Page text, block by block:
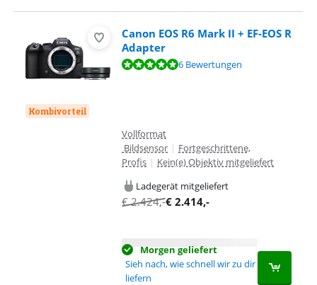
Kombivorteil
Canon EOS R6 Mark II + EF-EOS R
Adapter
Bewertet mit 9,5 von 10, basierend auf 6 Bewertungen.
6 Bewertungen
Vollformat
Bildsensor | Fortgeschrittene,
Profis | Kein(e) Objektiv mitgeliefert
Ladegerät mitgeliefert
€2.424,-€ 2.414,-
Morgen geliefert
Sieh nach, wie schnell wir zu dir
liefern